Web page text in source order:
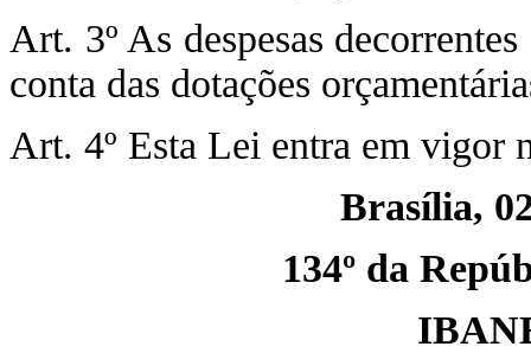
Art. 3º As despesas
conta das dotações
Art. 4º Esta Lei entra em vigor
Brasília,
134º da